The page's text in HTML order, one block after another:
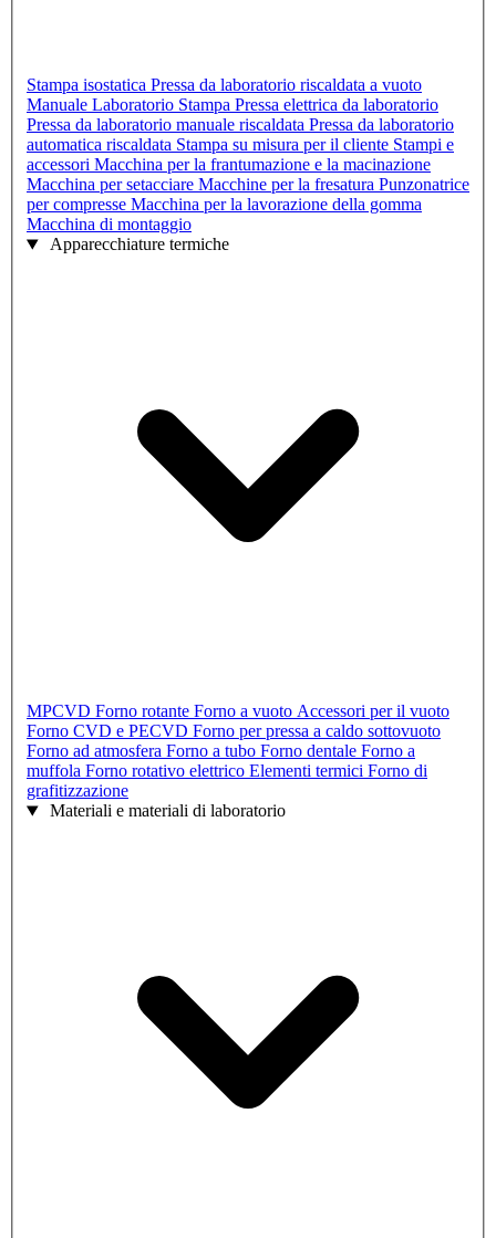
Stampa isostatica Pressa da laboratorio riscaldata a vuoto
Manuale Laboratorio Stampa Pressa elettrica da laboratorio
Pressa da laboratorio manuale riscaldata Pressa da laboratorio
automatica riscaldata Stampa su misura per il cliente Stampi e
accessori Macchina per la frantumazione e la macinazione
Macchina per setacciare Macchine per la fresatura Punzonatrice
per compresse Macchina per la lavorazione della gomma
Macchina di montaggio
Apparecchiature termiche
MPCVD Forno rotante Forno a vuoto Accessori per il vuoto
Forno CVD e PECVD Forno per pressa a caldo sottovuoto
Forno ad atmosfera Forno a tubo Forno dentale Forno a
muffola Forno rotativo elettrico Elementi termici Forno di
grafitizzazione
Materiali e materiali di laboratorio